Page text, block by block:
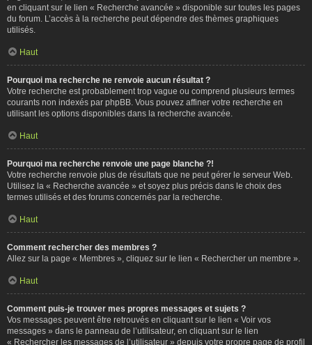
en cliquant sur le lien « Recherche avancée » disponible sur toutes les pages
du forum. L’accès à la recherche peut dépendre des thèmes graphiques
utilisés.
Haut
Pourquoi ma recherche ne renvoie aucun résultat ?
Votre recherche est probablement trop vague ou comprend plusieurs termes
courants non indexés par phpBB. Vous pouvez affiner votre recherche en
utilisant les options disponibles dans la recherche avancée.
Haut
Pourquoi ma recherche renvoie une page blanche ?!
Votre recherche renvoie plus de résultats que ne peut gérer le serveur Web.
Utilisez la « Recherche avancée » et soyez plus précis dans le choix des
termes utilisés et des forums concernés par la recherche.
Haut
Comment rechercher des membres ?
Allez sur la page « Membres », cliquez sur le lien « Rechercher un membre ».
Haut
Comment puis-je trouver mes propres messages et sujets ?
Vos messages peuvent être retrouvés en cliquant sur le lien « Voir vos
messages » dans le panneau de l’utilisateur, en cliquant sur le lien
« Rechercher les messages de l’utilisateur » depuis votre propre page de profil